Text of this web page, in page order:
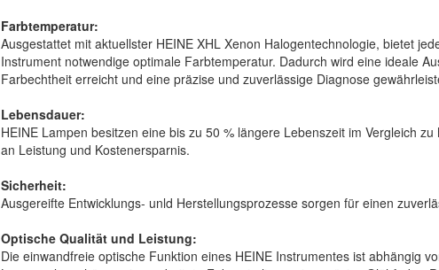
Farbtemperatur:
Ausgestattet mit aktuellster HEINE XHL Xenon Halogentechnologie, bietet
Instrument notwendige optimale Farbtemperatur. Dadurch wird eine ideale
Farbechtheit erreicht und eine präzise und zuverlässige Diagnose
Lebensdauer:
HEINE Lampen besitzen eine bis zu 50 % längere Lebenszeit im Vergleich
an Leistung und Kostenersparnis.
Sicherheit:
Ausgereifte Entwicklungs- unld Herstellungsprozesse sorgen für einen
Optische Qualität und Leistung:
Die einwandfreie optische Funktion eines HEINE Instrumentes ist abhängig